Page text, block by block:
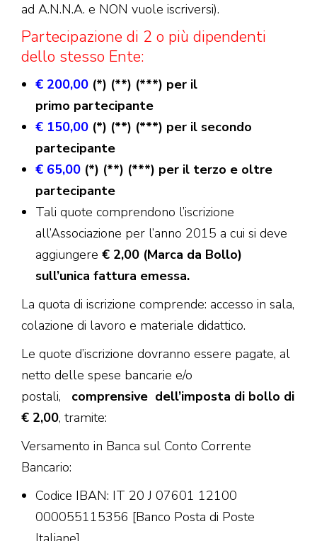
ad A.N.N.A. e NON vuole iscriversi).
Partecipazione di 2 o più dipendenti
dello stesso Ente:
€ 200,00 (*) (**) (***) per il
primo partecipante
€ 150,00 (*) (**) (***) per il secondo
partecipante
€ 65,00 (*) (**) (***) per il terzo e oltre
partecipante
Tali quote comprendono l’iscrizione
all’Associazione per l’anno 2015 a cui si deve
aggiungere € 2,00 (Marca da Bollo)
sull’unica fattura emessa.
La quota di iscrizione comprende: accesso in sala,
colazione di lavoro e materiale didattico.
Le quote d’iscrizione dovranno essere pagate, al
netto delle spese bancarie e/o
postali, comprensive dell’imposta di bollo di
€ 2,00, tramite:
Versamento in Banca sul Conto Corrente
Bancario:
Codice IBAN: IT 20 J 07601 12100
000055115356 [Banco Posta di Poste